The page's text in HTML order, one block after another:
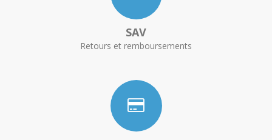
SAV
Retours et remboursements